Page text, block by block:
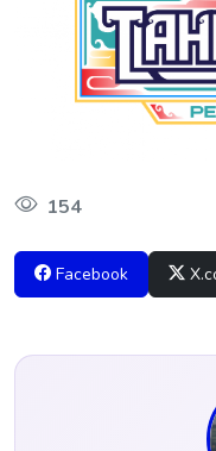
154
Facebook